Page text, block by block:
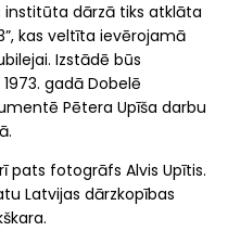
institūta dārzā tiks atklāta
kas veltīta ievērojamā
Izstādē būs
1973. gadā Dobelē
Pētera Upīša darbu
pats fotogrāfs Alvis Upītis.
Latvijas dārzkopības